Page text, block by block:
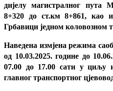
дијелу магистралног пута
8+320 до ст.км 8+861, као
Грбавици једном коловозном
Наведена измјена режима
од 10.03.2025. године до
07.00 до 17.00 сати у циљу
главног транспортног